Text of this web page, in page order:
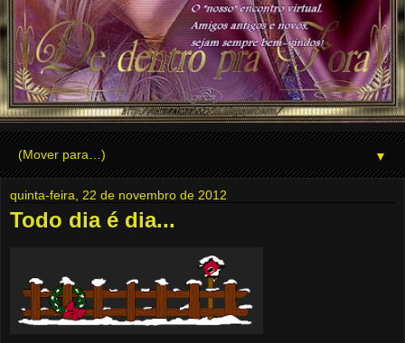
▼
quinta-feira, 22 de novembro de 2012
Todo dia é dia...